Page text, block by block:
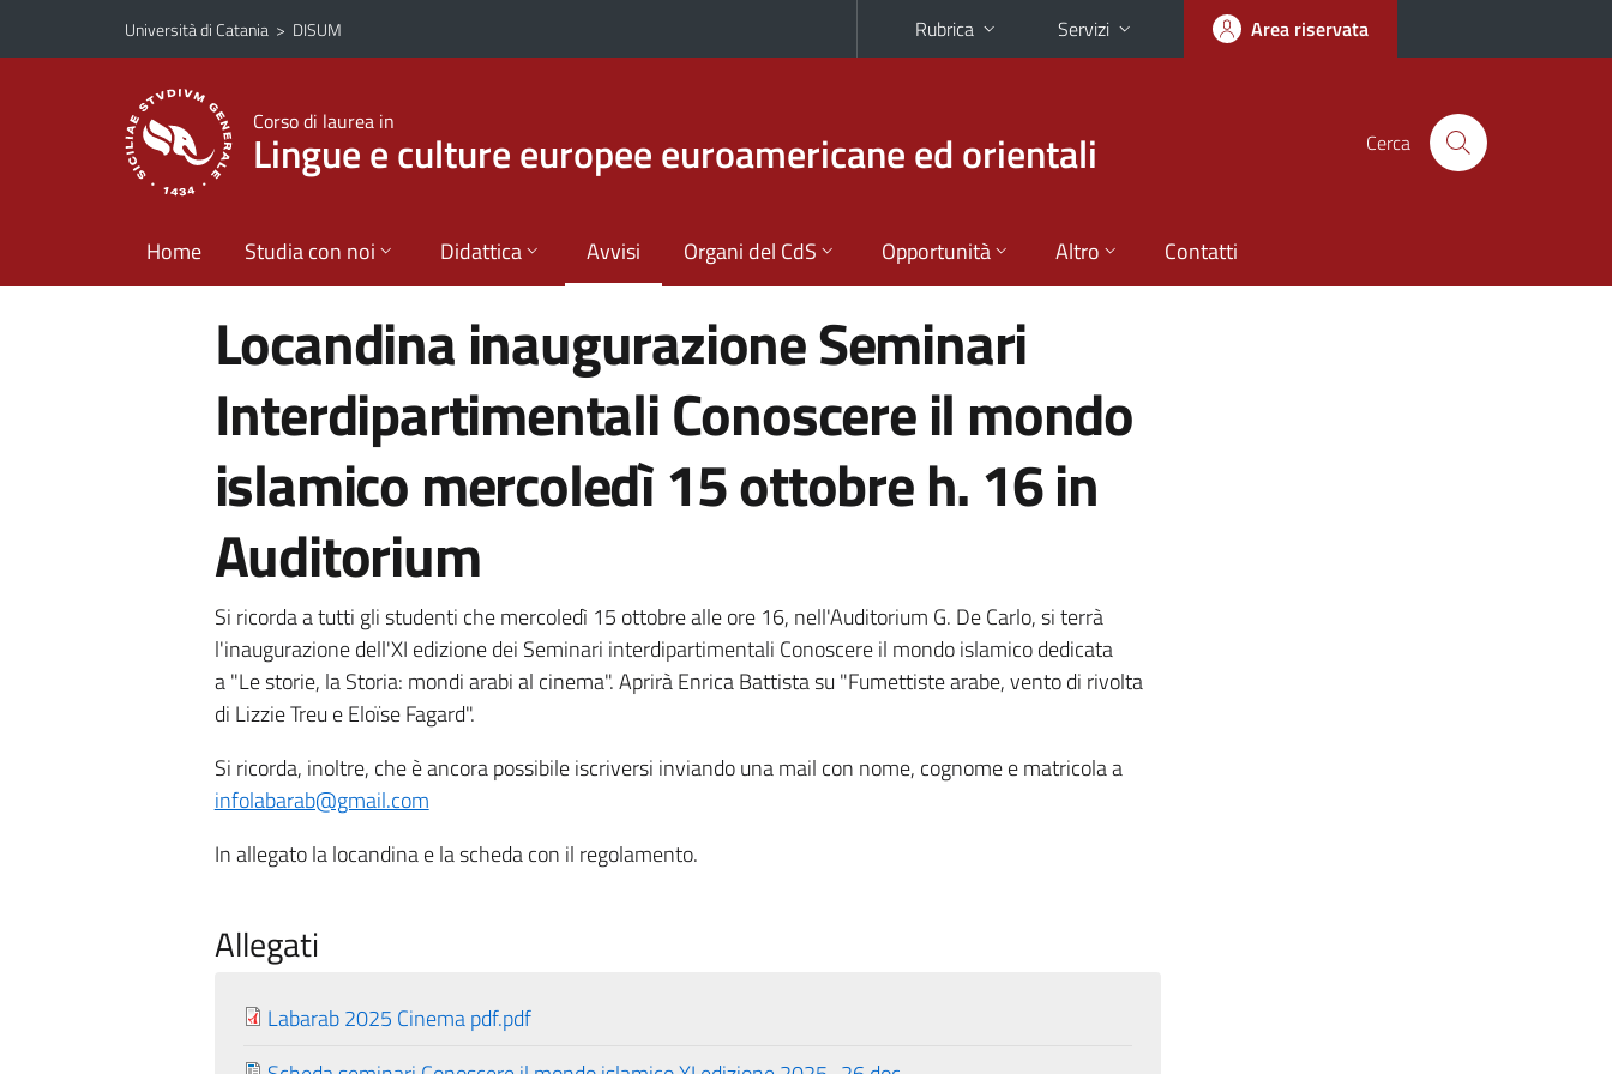
Vai al contenuto principale
Vai al menu di navigazione
Università di Catania > DISUM Rubrica Servizi Area riservata
Corso di laurea in
Lingue e culture europee euroamericane ed orientali Cerca
Home Studia con noi Didattica Avvisi Organi del CdS Opportunità Altro Contatti
Locandina inaugurazione Seminari
Interdipartimentali Conoscere il mondo
islamico mercoledì 15 ottobre h. 16 in
Auditorium
Si ricorda a tutti gli studenti che mercoledì 15 ottobre alle ore 16, nell'Auditorium G. De Carlo, si terrà
l'inaugurazione dell'XI edizione dei Seminari interdipartimentali Conoscere il mondo islamico dedicata
a "Le storie, la Storia: mondi arabi al cinema". Aprirà Enrica Battista su "Fumettiste arabe, vento di rivolta
di Lizzie Treu e Eloïse Fagard".
Si ricorda, inoltre, che è ancora possibile iscriversi inviando una mail con nome, cognome e matricola a
infolabarab@gmail.com
In allegato la locandina e la scheda con il regolamento.
Allegati
Labarab 2025 Cinema pdf.pdf